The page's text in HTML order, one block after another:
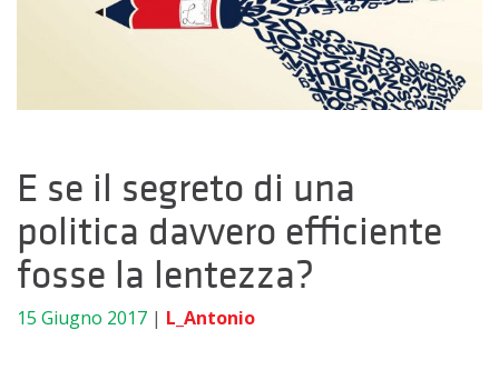
E se il segreto di una
politica davvero efficiente
fosse la lentezza?
15 Giugno 2017 | L_Antonio